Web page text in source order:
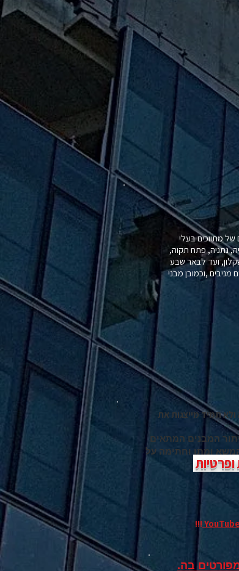
מתווכים בעלי
נתניה, פתח תקוה,
ועד לבאר שבע
מניבים ,וכמובן מבני
תמיד מייצגות את
המבנים המתאים
ומתן וחתימה על
YouTube
!!!
בה.